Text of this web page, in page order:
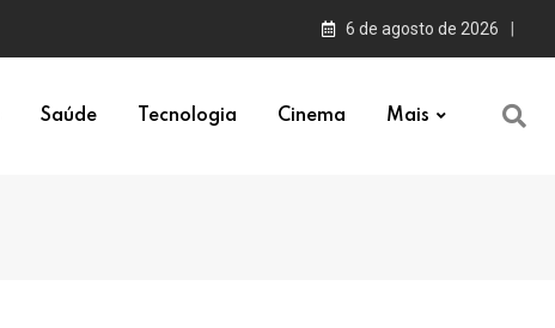
6 de agosto de 2026
Saúde Tecnologia Cinema Mais